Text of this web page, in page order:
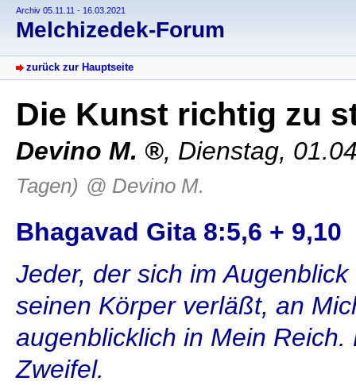
Archiv 05.11.11 - 16.03.2021
Melchizedek-Forum
zurück zur Hauptseite
Die Kunst richtig zu
Devino M. , Dienstag,
Tagen) @ Devino M.
Bhagavad Gita 8:5,6 + 9,10
Jeder, der sich im
seinen Körper verläßt, an
augenblicklich in Mein
Zweifel.